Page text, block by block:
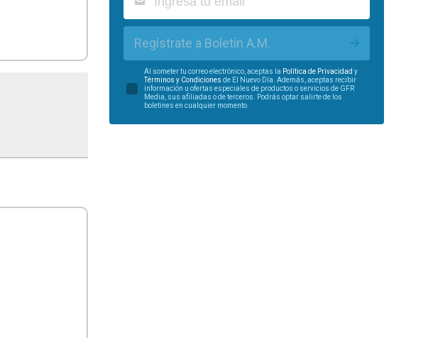
Regístrate a Boletín A.M.
Al someter tu correo electrónico, aceptas la Política de Privacidad y
Términos y Condiciones de El Nuevo Día. Además, aceptas recibir
información u ofertas especiales de productos o servicios de GFR
Media, sus afiliadas o de terceros. Podrás optar salirte de los
boletines en cualquier momento.